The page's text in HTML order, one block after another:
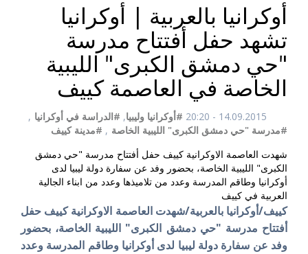
أوكرانيا بالعربية | أوكرانيا
تشهد حفل أفتتاح مدرسة
"حي دمشق الكبرى" الليبية
الخاصة في العاصمة كييف
14.09.2015 - 20:20 #أوكرانيا وليبيا, #الدراسة في أوكرانيا ,
#مدرسة "حي دمشق الكبرى" الليبية الخاصة , #مدينة كييف
شهدت العاصمة الاوكرانية كييف حفل أفتتاح مدرسة "حي دمشق
الكبرى" الليبية الخاصة، بحضور وفد عن سفارة دولة ليبيا لدى
أوكرانيا وطاقم المدرسة وعدد من تلاميذها وعدد من ابناء الجالية
العربية في كييف
كييف/أوكرانيا بالعربية/شهدت العاصمة الاوكرانية كييف حفل
أفتتاح مدرسة "حي دمشق الكبرى" الليبية الخاصة، بحضور
وفد عن سفارة دولة ليبيا لدى أوكرانيا وطاقم المدرسة وعدد